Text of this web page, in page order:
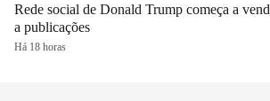
Rede social de Donald Trump começa a
a publicações
Há 18 horas